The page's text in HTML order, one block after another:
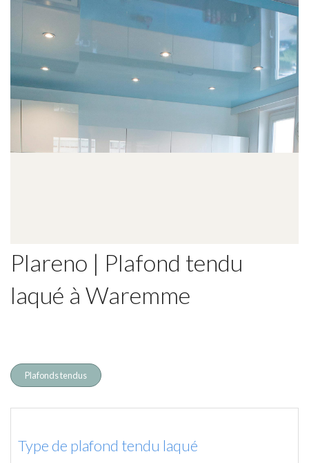
Plareno | Plafond tendu
laqué à Waremme
Plafonds tendus
Type de plafond tendu laqué